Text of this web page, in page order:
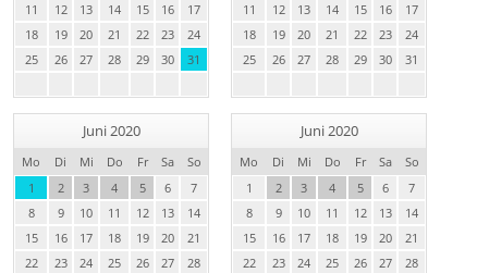
11
12 13 14 15 16
17
18
19 20 21 22 23
24
25
26 27 28 29 30 31
Juni 2020
Mo Di Mi Do Fr Sa
So
1
2 3 4 5 6
7
8
9 10 11 12 13
14
15
16 17 18 19 20
21
22
23 24 25 26 27
28
11
12 13 14 15 16
17
18
19 20 21 22 23
24
25
26 27 28 29 30 31
Juni 2020
Mo Di Mi Do Fr Sa
So
1
2 3 4 5 6
7
8
9 10 11 12 13
14
15
16 17 18 19 20
21
22
23 24 25 26 27
28